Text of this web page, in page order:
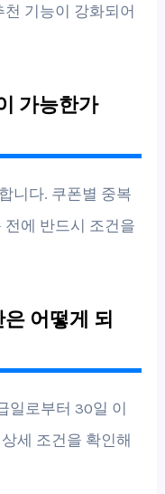
기능이 강화되어
가능한가
니다. 쿠폰별 중복
에 반드시 조건을
어떻게 되
일로부터 30일 이
세 조건을 확인해